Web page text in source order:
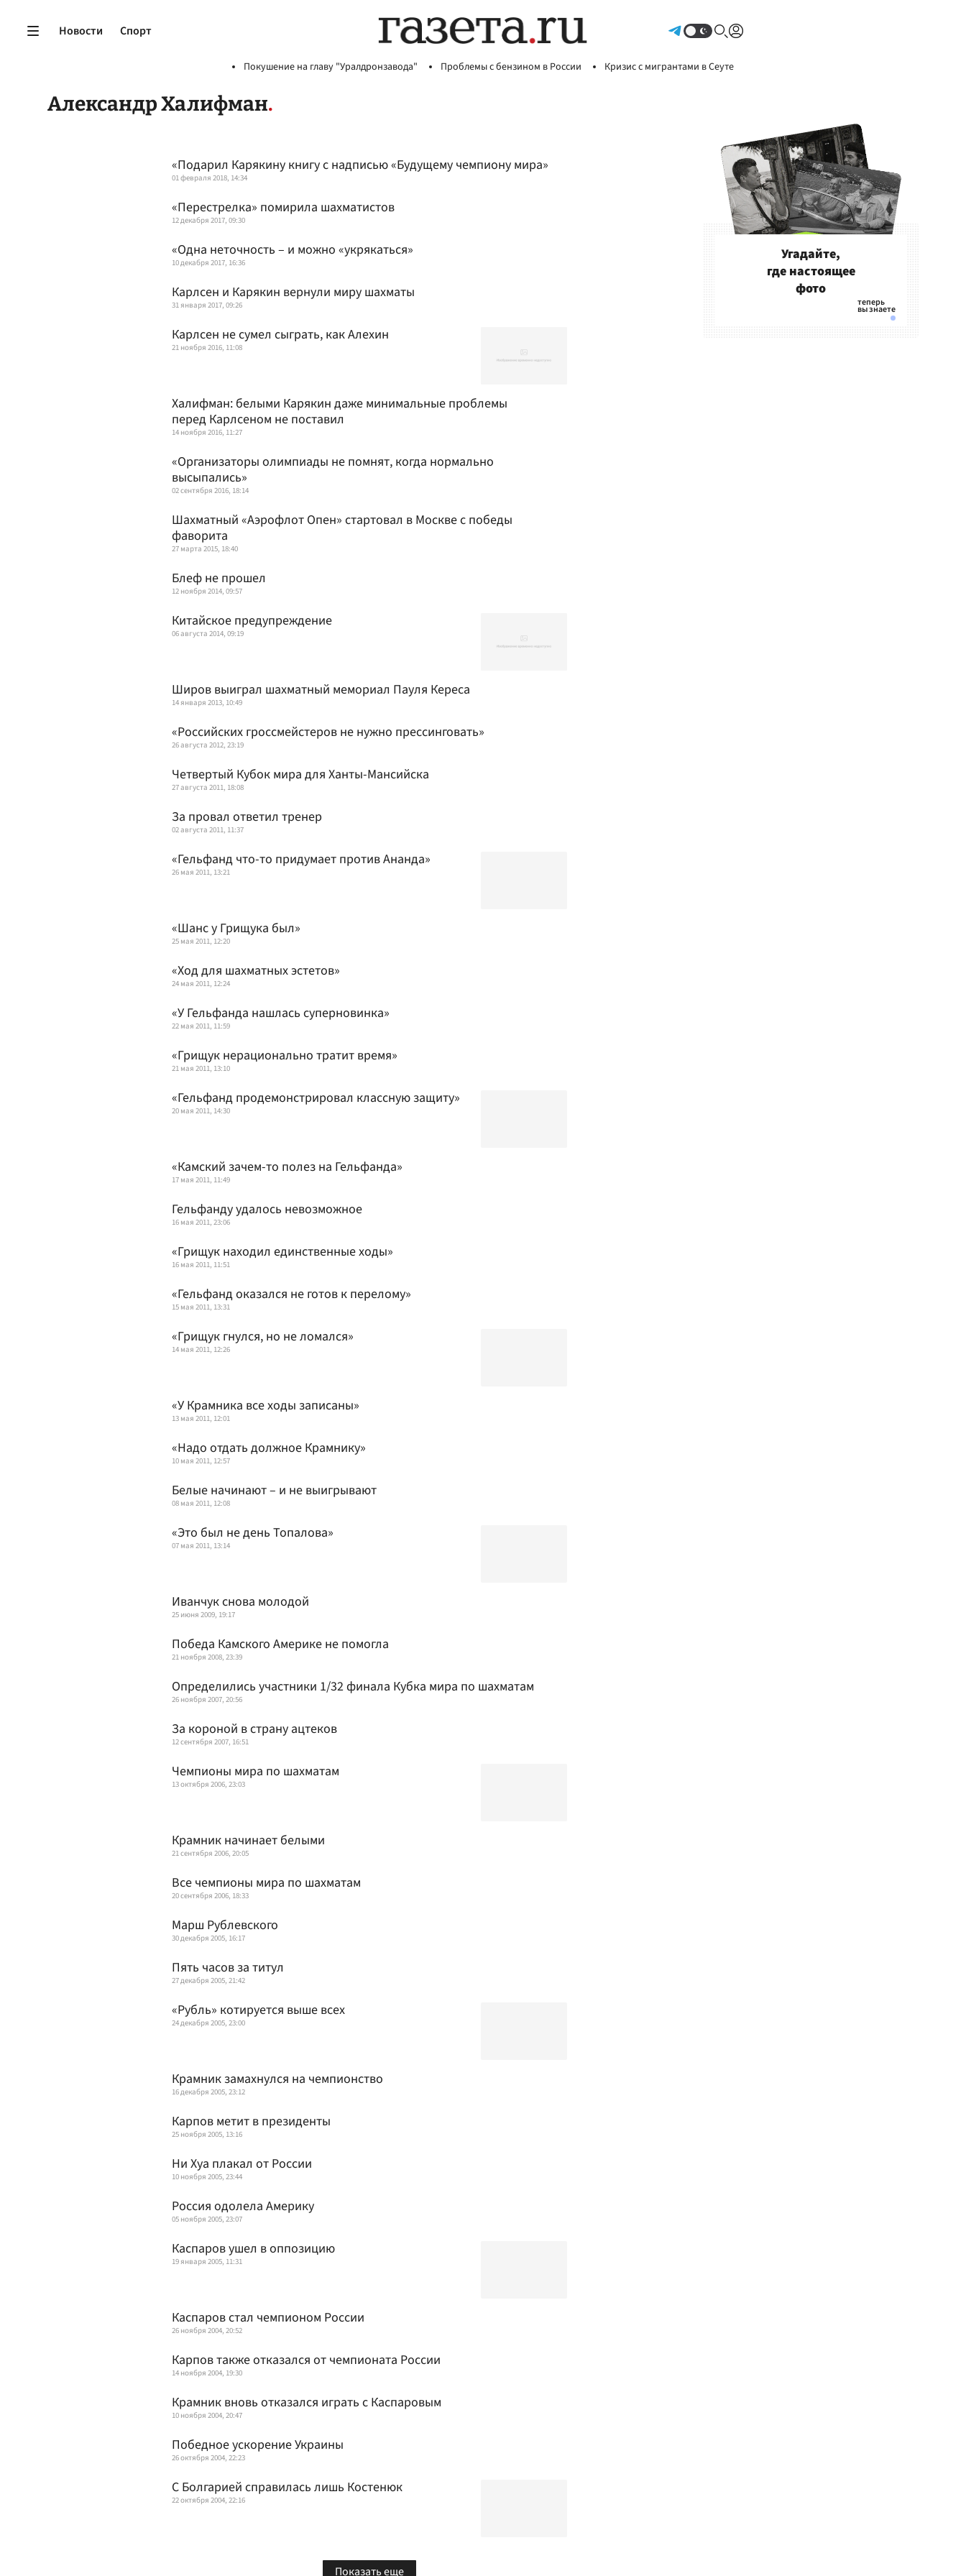
Новости Спорт
Покушение на главу "Уралдронзавода" Проблемы с бензином в России Кризис с мигрантами в Сеуте
Александр Халифман
«Подарил Карякину книгу с надписью «Будущему чемпиону мира»
01 февраля 2018, 14:34
«Перестрелка» помирила шахматистов
12 декабря 2017, 09:30
«Одна неточность – и можно «укрякаться»
10 декабря 2017, 16:36
Карлсен и Карякин вернули миру шахматы
31 января 2017, 09:26
Карлсен не сумел сыграть, как Алехин
21 ноября 2016, 11:08
Халифман: белыми Карякин даже минимальные проблемы
перед Карлсеном не поставил
14 ноября 2016, 11:27
«Организаторы олимпиады не помнят, когда нормально
высыпались»
02 сентября 2016, 18:14
Шахматный «Аэрофлот Опен» стартовал в Москве с победы
фаворита
27 марта 2015, 18:40
Блеф не прошел
12 ноября 2014, 09:57
Китайское предупреждение
06 августа 2014, 09:19
Широв выиграл шахматный мемориал Пауля Кереса
14 января 2013, 10:49
«Российских гроссмейстеров не нужно прессинговать»
26 августа 2012, 23:19
Четвертый Кубок мира для Ханты-Мансийска
27 августа 2011, 18:08
За провал ответил тренер
02 августа 2011, 11:37
«Гельфанд что-то придумает против Ананда»
26 мая 2011, 13:21
«Шанс у Грищука был»
25 мая 2011, 12:20
«Ход для шахматных эстетов»
24 мая 2011, 12:24
«У Гельфанда нашлась суперновинка»
22 мая 2011, 11:59
«Грищук нерационально тратит время»
21 мая 2011, 13:10
«Гельфанд продемонстрировал классную защиту»
20 мая 2011, 14:30
«Камский зачем-то полез на Гельфанда»
17 мая 2011, 11:49
Гельфанду удалось невозможное
16 мая 2011, 23:06
«Грищук находил единственные ходы»
16 мая 2011, 11:51
«Гельфанд оказался не готов к перелому»
15 мая 2011, 13:31
«Грищук гнулся, но не ломался»
14 мая 2011, 12:26
«У Крамника все ходы записаны»
13 мая 2011, 12:01
«Надо отдать должное Крамнику»
10 мая 2011, 12:57
Белые начинают – и не выигрывают
08 мая 2011, 12:08
«Это был не день Топалова»
07 мая 2011, 13:14
Иванчук снова молодой
25 июня 2009, 19:17
Победа Камского Америке не помогла
21 ноября 2008, 23:39
Определились участники 1/32 финала Кубка мира по шахматам
26 ноября 2007, 20:56
За короной в страну ацтеков
12 сентября 2007, 16:51
Чемпионы мира по шахматам
13 октября 2006, 23:03
Крамник начинает белыми
21 сентября 2006, 20:05
Все чемпионы мира по шахматам
20 сентября 2006, 18:33
Марш Рублевского
30 декабря 2005, 16:17
Пять часов за титул
27 декабря 2005, 21:42
«Рубль» котируется выше всех
24 декабря 2005, 23:00
Крамник замахнулся на чемпионство
16 декабря 2005, 23:12
Карпов метит в президенты
25 ноября 2005, 13:16
Ни Хуа плакал от России
10 ноября 2005, 23:44
Россия одолела Америку
05 ноября 2005, 23:07
Каспаров ушел в оппозицию
19 января 2005, 11:31
Каспаров стал чемпионом России
26 ноября 2004, 20:52
Карпов также отказался от чемпионата России
14 ноября 2004, 19:30
Крамник вновь отказался играть с Каспаровым
10 ноября 2004, 20:47
Победное ускорение Украины
26 октября 2004, 22:23
С Болгарией справилась лишь Костенюк
22 октября 2004, 22:16
Показать еще
Угадайте,
где настоящее
фото